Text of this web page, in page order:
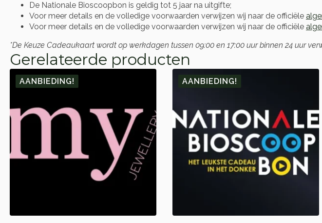
De Nationale Bioscoopbon is geldig tot 5 jaar na uitgifte;
Voor meer details en de volledige voorwaarden verwijzen wij naar de officiële
Voor meer details en de volledige voorwaarden verwijzen wij naar de officiële
*De Keuze Cadeaukaart wordt op werkdagen tussen 09:00 en 17:00 uur binnen 24 uur
Gerelateerde producten
AANBIEDING! AANBIEDING!